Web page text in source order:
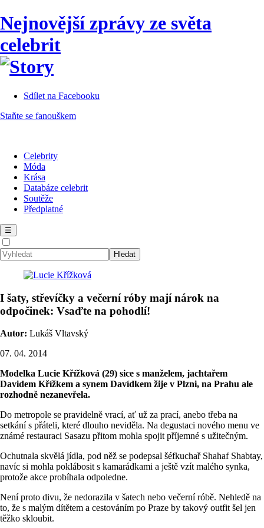
Nejnovější zprávy ze světa
celebrit
Sdílet na Facebooku
Staňte se fanouškem
Celebrity
Móda
Krása
Databáze celebrit
Soutěže
Předplatné
☰
I šaty, střevíčky a večerní róby mají nárok na
odpočinek: Vsaďte na pohodlí!
Autor: Lukáš Vltavský
07. 04. 2014
Modelka Lucie Křížková (29) sice s manželem, jachtařem
Davidem Křížkem a synem Davídkem žije v Plzni, na Prahu ale
rozhodně nezanevřela.
Do metropole se pravidelně vrací, ať už za prací, anebo třeba na
setkání s přáteli, které dlouho neviděla. Na degustaci nového menu ve
známé restauraci Sasazu přitom mohla spojit příjemné s užitečným.
Ochutnala skvělá jídla, pod něž se podepsal šéfkuchař Shahaf Shabtay,
navíc si mohla poklábosit s kamarádkami a ještě vzít malého synka,
protože akce probíhala odpoledne.
Není proto divu, že nedorazila v šatech nebo večerní róbě. Nehledě na
to, že s malým dítětem a cestováním po Praze by takový outfit šel jen
těžko skloubit.